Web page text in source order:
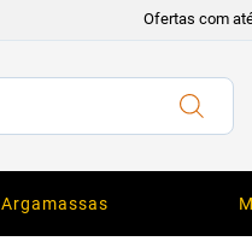
Ofertas com
Argamassas